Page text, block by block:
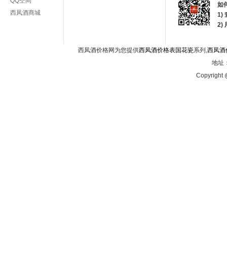
西凤酒商城
如
1)
2)
西凤酒价格网为您提供西凤酒价格表国花瓷系列,西凤酒
地址
Copyright